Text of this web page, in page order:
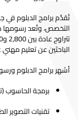
طيار مدني
تطوير
البرمجيات
تدريب
لمرحلة رياض
ادارة اعمال
BUSINESS
ADMINISTRATION
لمدير الأعمال
إدارة الأعمال
لمدير الأعمال
الهندسة المدنية
تُقدَّم برامج الدبلوم في
التخصص، وتُعد رسومها
الباحثين عن تعليم
أشهر برامج الدبلوم
برمجة الحاسوب (تركي):
تقنيات التصوير الطبي